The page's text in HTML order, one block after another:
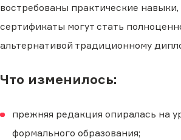
востребованы практические навыки,
сертификаты могут стать
альтернативой традиционному
Что изменилось:
прежняя редакция опиралась на
формального образования;